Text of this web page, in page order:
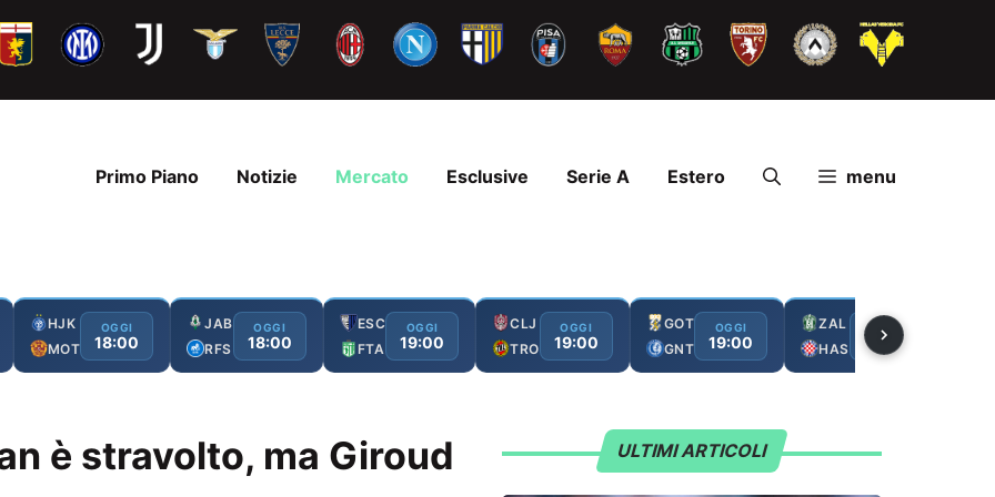
Primo Piano Notizie Mercato Esclusive Serie A Estero menu
HJK
MOT
OGGI
18:00
JAB
RFS
OGGI
18:00
ESC
FTA
OGGI
19:00
CLJ
TRO
OGGI
19:00
GOT
GNT
OGGI
19:00
ZAL
HAS
OGGI
19:00
è stravolto, ma Giroud
ULTIMI ARTICOLI